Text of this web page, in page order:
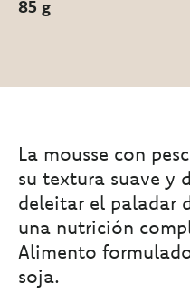
85 g
La mousse con
su textura suave y
deleitar el paladar
una nutrición
Alimento
soja.